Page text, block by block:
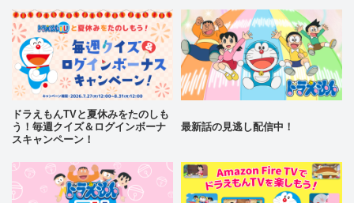
ドラえもんTVと夏休みをたのしも
う！毎週クイズ＆ログインボーナ
スキャンペーン！
最新話の見逃し配信中！